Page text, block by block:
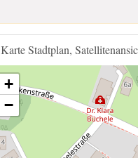
Karte Stadtplan,
+
−